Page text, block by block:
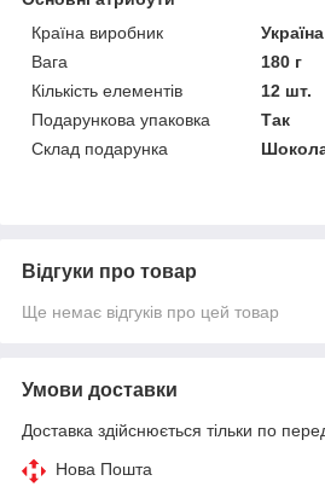
Країна виробник
Україна
Вага
180 г
Кількість елементів
12 шт.
Подарункова упаковка
Так
Склад подарунка
Відгуки про товар
Ще немає відгуків про цей товар
Умови доставки
Доставка здійснюється тільки по
Нова Пошта